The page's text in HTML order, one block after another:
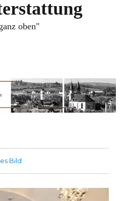
oben"
Bild